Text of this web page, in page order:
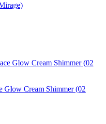
Glow Cream Shimmer (02